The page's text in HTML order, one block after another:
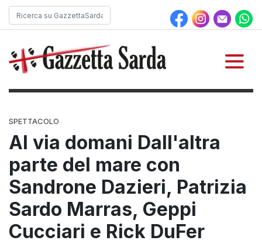
SPETTACOLO
Al via domani Dall'altra
parte del mare con
Sandrone Dazieri, Patrizia
Sardo Marras, Geppi
Cucciari e Rick DuFer